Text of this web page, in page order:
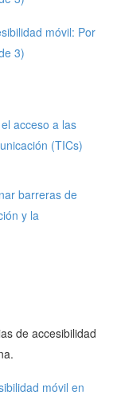
móvil: Por
3)
acceso a las
(TICs)
barreras de
y la
de accesibilidad
móvil en